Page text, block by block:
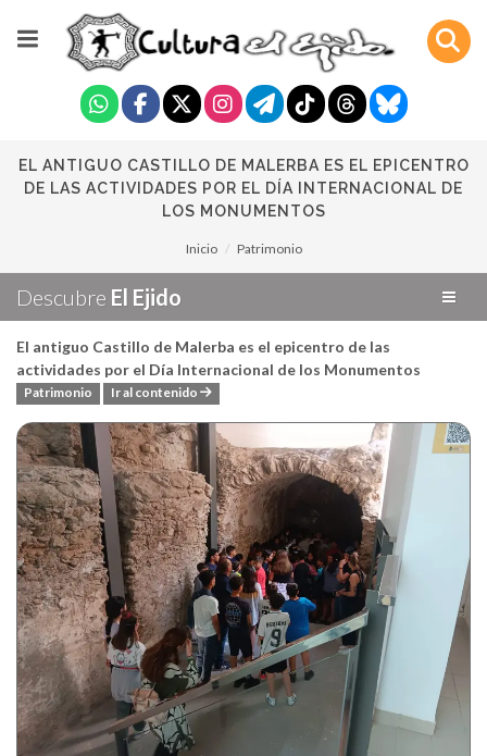
EL ANTIGUO CASTILLO DE MALERBA ES EL EPICENTRO
DE LAS ACTIVIDADES POR EL DÍA INTERNACIONAL DE
LOS MONUMENTOS
Inicio Patrimonio
Descubre El Ejido
El antiguo Castillo de Malerba es el epicentro de las
actividades por el Día Internacional de los Monumentos
Patrimonio Ir al contenido